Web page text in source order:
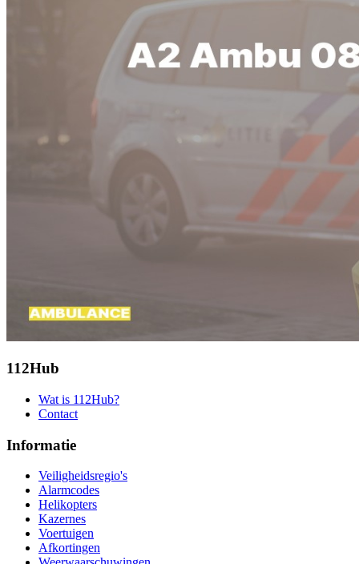
112Hub
Wat is 112Hub?
Contact
Informatie
Veiligheidsregio's
Alarmcodes
Helikopters
Kazernes
Voertuigen
Afkortingen